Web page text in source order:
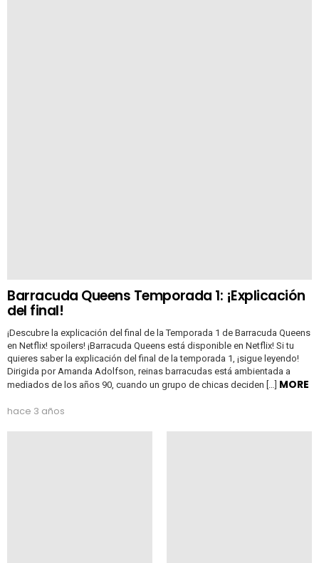
Barracuda Queens Temporada 1: ¡Explicación
del final!
¡Descubre la explicación del final de la Temporada 1 de Barracuda Queens
en Netflix! spoilers! ¡Barracuda Queens está disponible en Netflix! Si tu
quieres saber la explicación del final de la temporada 1, ¡sigue leyendo!
Dirigida por Amanda Adolfson, reinas barracudas está ambientada a
mediados de los años 90, cuando un grupo de chicas deciden […] MORE
hace 3 años